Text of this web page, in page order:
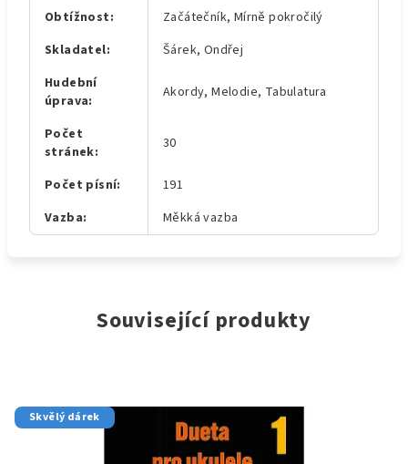
Obtížnost:
Začátečník, Mírně pokročilý
Skladatel:
Šárek, Ondřej
Hudební
úprava: Akordy, Melodie, Tabulatura
Počet
stránek: 30
Počet písní:
191
Vazba: Měkká vazba
Související produkty
Skvělý dárek